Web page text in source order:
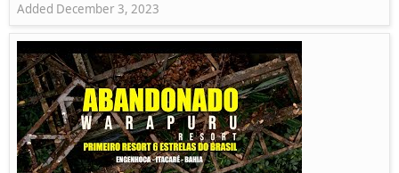
Added December 3, 2023